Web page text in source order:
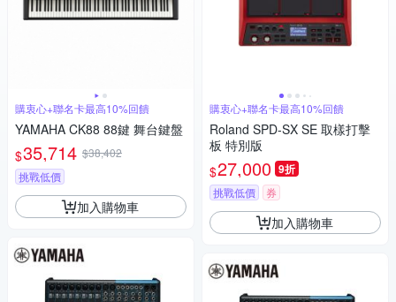
購衷心+聯名卡最高10%回饋
YAMAHA CK88 88鍵 舞台鍵盤
$35,714 $38,402
挑戰低價
加入購物車
購衷心+聯名卡最高10%回饋
Roland SPD-SX SE 取樣打擊
板 特別版
$27,000 9折
挑戰低價 券
加入購物車